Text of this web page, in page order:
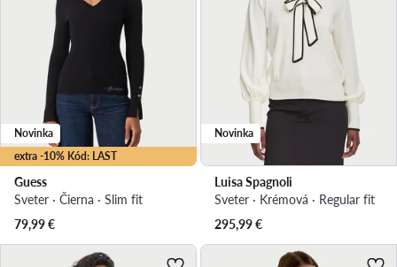
extra -10% Kód: LAST
Novinka
Guess
Sveter · Čierna · Slim fit
79,99€
Novinka
Luisa Spagnoli
Sveter · Krémová · Regular fit
295,99€